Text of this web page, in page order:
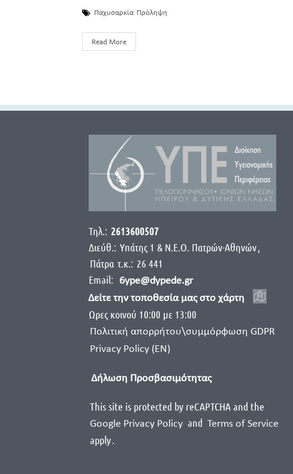
Παχυσαρκία Πρόληψη
Read More
Τηλ.: 2613600507
Διεύθ.: Yπάτης 1 & Ν.Ε.Ο. Πατρών-Αθηνών,
Πάτρα τ.κ.: 26 441
Email:
6ype@dypede.gr
Δείτε την τοποθεσία μας στο χάρτη
Ωρες κοινού 10:00 με 13:00
Πολιτική απορρήτου\συμμόρφωση GDPR
Privacy Policy (EN)
Δήλωση Προσβασιμότητας
This site is protected by reCAPTCHA and the
Google Privacy Policy and Terms of Service
apply.